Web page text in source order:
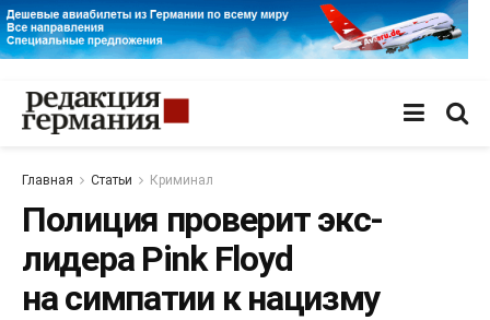
Главная Статьи Криминал
Полиция проверит экс-
лидера Pink Floyd
на симпатии к нацизму